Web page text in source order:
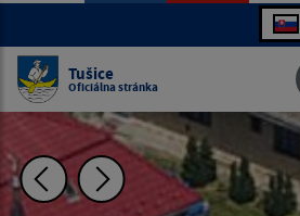
Tušice
Oficiálna stránka